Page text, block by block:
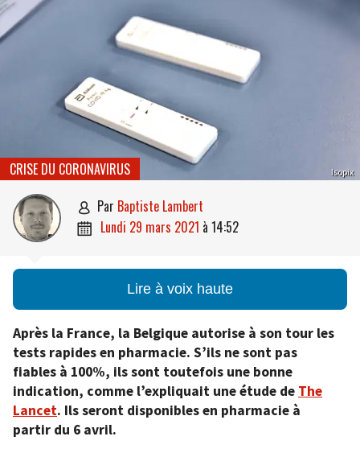
Isopix
CRISE DU CORONAVIRUS
 par Baptiste Lambert
 lundi 29 mars 2021 à 14:52
Lire à voix haute
Après la France, la Belgique autorise à son tour les
tests rapides en pharmacie. S’ils ne sont pas
fiables à 100%, ils sont toutefois une bonne
indication, comme l’expliquait une étude de The
Lancet. Ils seront disponibles en pharmacie à
partir du 6 avril.